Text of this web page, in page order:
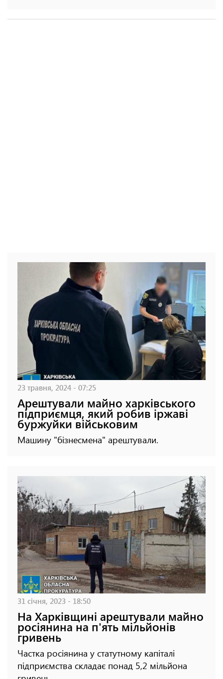
23 травня, 2024 - 07:25
Арештували майно харківського
підприємця, який робив іржаві
буржуйки військовим
Машину "бізнесмена" арештували.
31 січня, 2023 - 18:50
На Харківщині арештували майно
росіянина на п'ять мільйонів
гривень
Частка росіянина у статутному капіталі
підприємства складає понад 5,2 мільйона